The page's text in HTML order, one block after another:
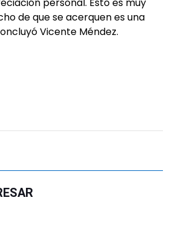
de que se acerquen es una
Vicente Méndez.